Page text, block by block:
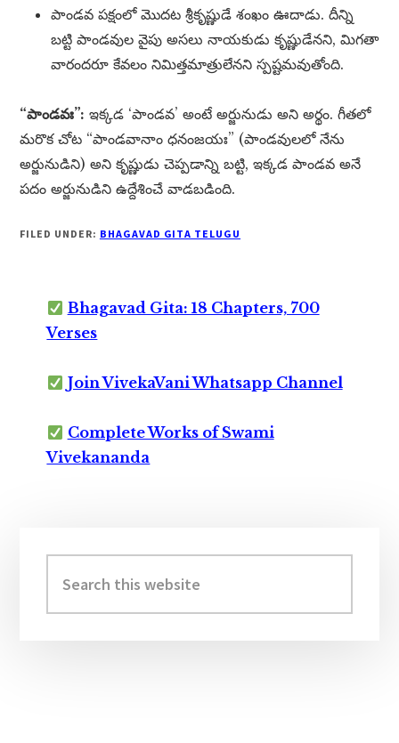
పాండవ పక్షంలో మొదట శ్రీకృష్ణుడే శంఖం ఊదాడు. దీన్ని
బట్టి పాండవుల వైపు అసలు నాయకుడు కృష్ణుడేనని, మిగతా
వారందరూ కేవలం నిమిత్తమాత్రులేనని స్పష్టమవుతోంది.
“పాండవః”: ఇక్కడ ‘పాండవ’ అంటే అర్జునుడు అని అర్థం. గీతలో
మరొక చోట “పాండవానాం ధనంజయః” (పాండవులలో నేను
అర్జునుడిని) అని కృష్ణుడు చెప్పడాన్ని బట్టి, ఇక్కడ పాండవ అనే
పదం అర్జునుడిని ఉద్దేశించే వాడబడింది.
FILED UNDER: BHAGAVAD GITA TELUGU
Bhagavad Gita: 18 Chapters, 700
Verses
Join VivekaVani Whatsapp Channel
Complete Works of Swami
Vivekananda
Sidebar
this
website